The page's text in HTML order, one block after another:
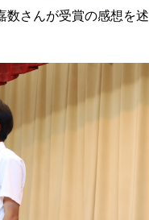
さんが受賞の感想を述